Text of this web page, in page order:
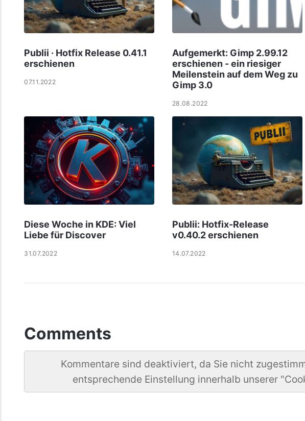
Publii · Hotfix Release 0.41.1
erschienen
07.11.2022
Aufgemerkt: Gimp 2.99.12
erschienen - ein riesiger
Meilenstein auf dem Weg zu
Gimp 3.0
28.08.2022
Diese Woche in KDE: Viel
Liebe für Discover
31.07.2022
Publii: Hotfix-Release
v0.40.2 erschienen
14.07.2022
Comments
Kommentare sind deaktiviert, da Sie nicht
entsprechende Einstellung innerhalb unserer